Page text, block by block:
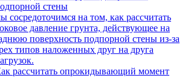
стены
сосредоточимся на том, как рассчитать
давление грунта, действующее на
поверхность подпорной стены из-за
типов наложенных друг на друга
рассчитать опрокидывающий момент